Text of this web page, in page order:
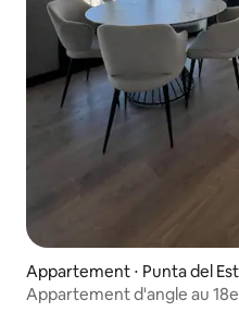
Appartement ⋅ Punta del
Appartement d'angle au